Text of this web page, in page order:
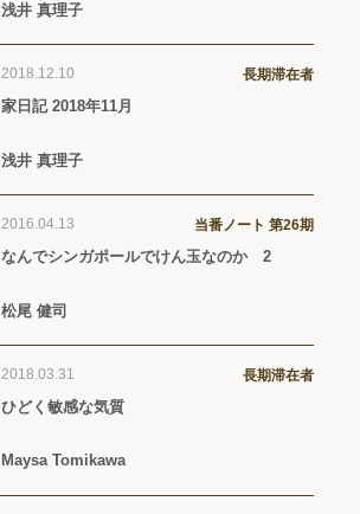
浅井 真理子
2018.12.10 長期滞在者
家日記 2018年11月
浅井 真理子
2016.04.13 当番ノート 第26期
なんでシンガポールでけん玉なのか 2
松尾 健司
2018.03.31 長期滞在者
ひどく敏感な気質
Maysa Tomikawa